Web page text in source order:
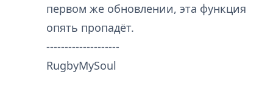
первом же обновлении, эта функция
опять пропадёт.
--------------------
RugbyMySoul